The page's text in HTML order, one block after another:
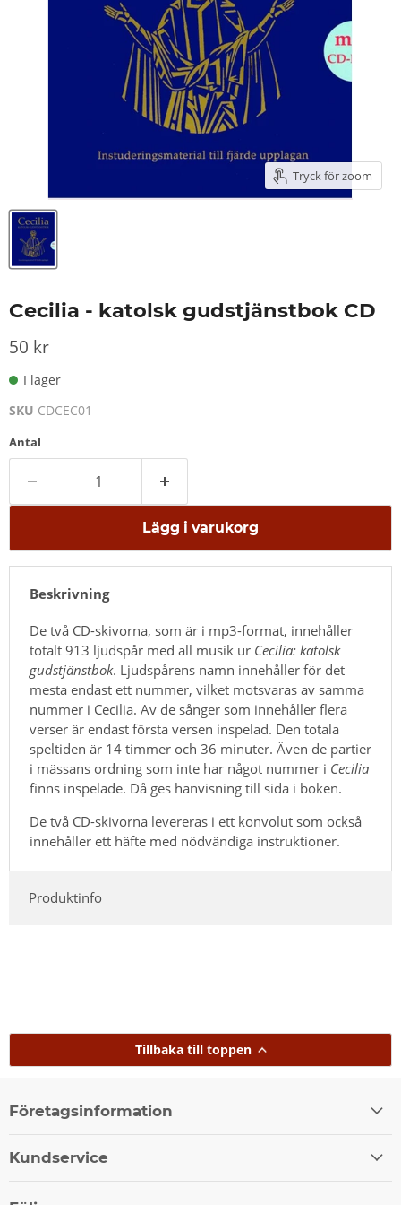
Tryck för zoom
Cecilia - katolsk gudstjänstbok CD
50 kr
I lager
SKU CDCEC01
Antal
Lägg i varukorg
Beskrivning
De två CD-skivorna, som är i mp3-format, innehåller
totalt 913 ljudspår med all musik ur Cecilia: katolsk
gudstjänstbok. Ljudspårens namn innehåller för det
mesta endast ett nummer, vilket motsvaras av samma
nummer i Cecilia. Av de sånger som innehåller flera
verser är endast första versen inspelad. Den totala
speltiden är 14 timmer och 36 minuter. Även de partier
i mässans ordning som inte har något nummer i Cecilia
finns inspelade. Då ges hänvisning till sida i boken.
De två CD-skivorna levereras i ett konvolut som också
innehåller ett häfte med nödvändiga instruktioner.
Produktinfo
Tillbaka till toppen
Företagsinformation
Kundservice